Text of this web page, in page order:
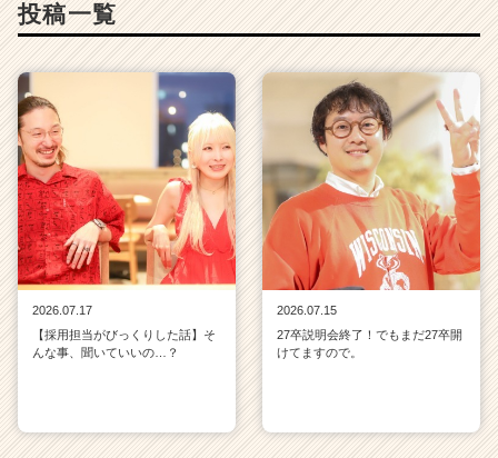
投稿一覧
2026.07.17
【採用担当がびっくりした話】そ
んな事、聞いていいの…？
2026.07.15
27卒説明会終了！でもまだ27卒開
けてますので。